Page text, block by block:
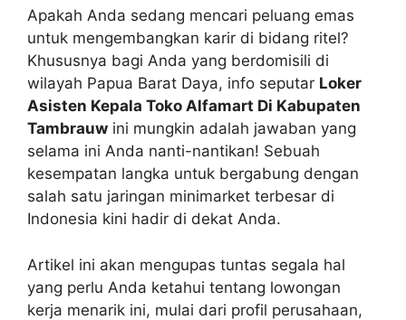
Apakah Anda sedang mencari peluang emas
untuk mengembangkan karir di bidang ritel?
Khususnya bagi Anda yang berdomisili di
wilayah Papua Barat Daya, info seputar Loker
Asisten Kepala Toko Alfamart Di Kabupaten
Tambrauw ini mungkin adalah jawaban yang
selama ini Anda nanti-nantikan! Sebuah
kesempatan langka untuk bergabung dengan
salah satu jaringan minimarket terbesar di
Indonesia kini hadir di dekat Anda.
Artikel ini akan mengupas tuntas segala hal
yang perlu Anda ketahui tentang lowongan
kerja menarik ini, mulai dari profil perusahaan,